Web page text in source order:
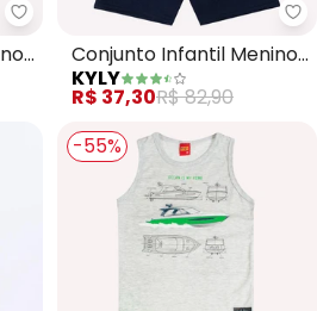
Kyly - Conjunto Infantil Menino
Conjunto Infantil Menino
Estampa (Cinza)
KYLY
R$ 37,30R$ 82,90
-55%